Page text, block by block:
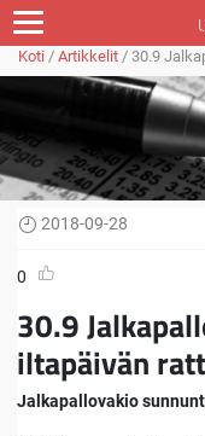
Koti / Artikkelit / 30.9
2018-09-28
0
30.9
iltapäivän
Jalkapallovakio